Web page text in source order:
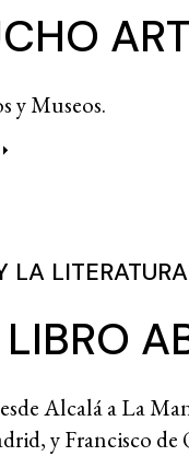
y Museos.
LA LITERATURA
Alcalá a La
y Francisco de